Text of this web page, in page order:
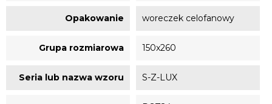
Opakowanie woreczek celofanowy
Grupa rozmiarowa 150x260
Seria lub nazwa wzoru S-Z-LUX